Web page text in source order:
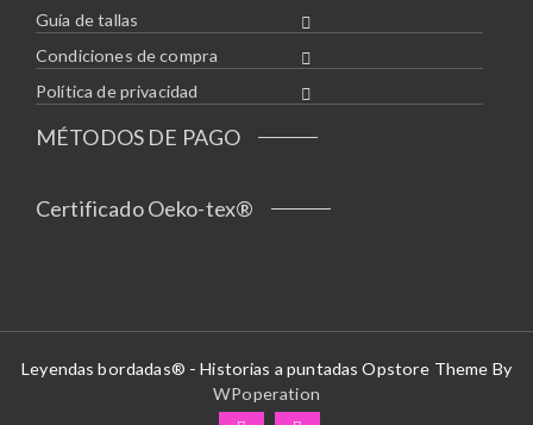
Guía de tallas
Condiciones de compra
Política de privacidad
MÉTODOS DE PAGO
Certificado Oeko-tex®
Leyendas bordadas® - Historias a puntadas Opstore Theme By
WPoperation